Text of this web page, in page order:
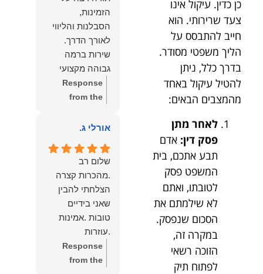
כן כדין. עיקול אינו
צעד שרירותי. הוא
חייב להתבסס על
הליך משפטי מסודר.
בדרך כלל, ניתן
להטיל עיקול באחד
מהמצבים הבאים:
לאחר מתן
פסק דין: אדם
תבע אתכם, בית
המשפט פסק
לטובתו, ואתם
לא שילמתם את
הסכום שנפסק.
במקרה זה,
הזוכה רשאי
לפתוח תיק
שמעון האן
משרד עורכי דין
ונוטריון
המקצועיות,
הסבלנות,
היסודיות
והאכפתיות שלו
בלטו מהרגע
הראשון. הרגשתי
שיש לי על מי
לסמוך, ואני
הלב לכל מי
שמחפש עורך דין
מקצועי, אמין
ומסור.
עת גם בהמשך.
שמעון האן
משרד עורכי דין
ונוטריון
הזמינות,
הסבלנות והליווי
שירות ברמה
גבוהה מקצועי
ואמין.
Response
from the
הוא שלנו.
אורלי ג.
שלום רב
.מהכרות קצרה
הצלחתי להבין
שאני בידיים
טובות .אמינות
.עוזרות
.ומקשיבות .אין לי
מילים להודות
Response
from the